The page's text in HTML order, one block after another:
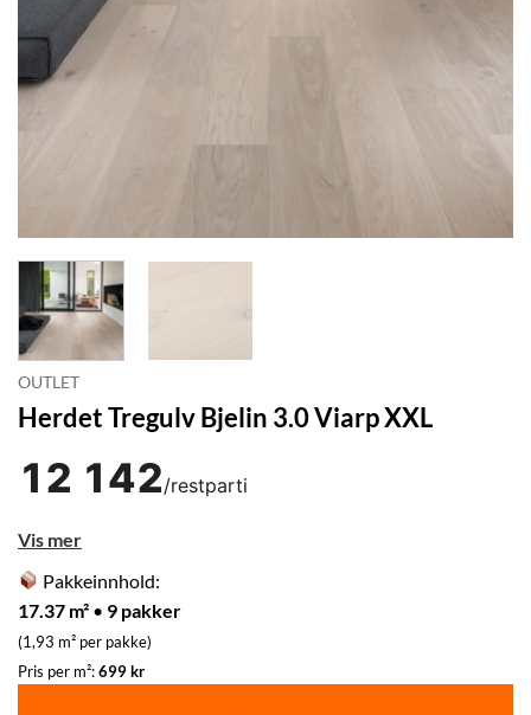
OUTLET
Herdet Tregulv Bjelin 3.0 Viarp XXL
12 142/restparti
Vis mer
Pakkeinnhold:
17.37 m² • 9 pakker
(1,93 m² per pakke)
Pris per m²:699 kr